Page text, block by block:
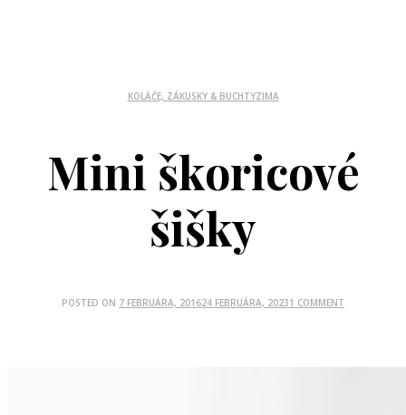
KOLÁČE, ZÁKUSKY & BUCHTYZIMA
Mini škoricové
šišky
POSTED ON 7 FEBRUÁRA, 201624 FEBRUÁRA, 20231 COMMENT